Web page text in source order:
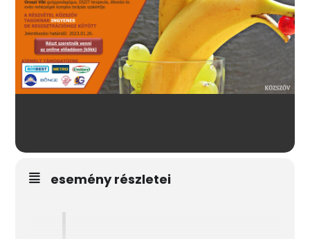
esemény részletei